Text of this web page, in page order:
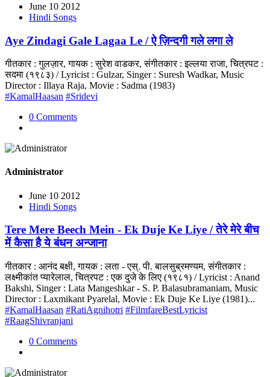
June 10 2012
Hindi Songs
Aye Zindagi Gale Lagaa Le / ऐ ज़िन्दगी गले लगा ले
गीतकार : गुलज़ार, गायक : सुरेश वाडकर, संगीतकार : इल्लया राजा, चित्रपट :
सदमा (१९८३) / Lyricist : Gulzar, Singer : Suresh Wadkar, Music
Director : Illaya Raja, Movie : Sadma (1983)
#KamalHaasan #Sridevi
0 Comments
Administrator
June 10 2012
Hindi Songs
Tere Mere Beech Mein - Ek Duje Ke Liye / तेरे मेरे बीच
में कैसा है ये बंधन अन्जाना
गीतकार : आनंद बक्षी, गायक : लता - एस्. पी. बालसुब्रमण्यम, संगीतकार :
लक्ष्मीकांत प्यारेलाल, चित्रपट : एक दुजे के लिए (१९८१) / Lyricist : Anand
Bakshi, Singer : Lata Mangeshkar - S. P. Balasubramaniam, Music
Director : Laxmikant Pyarelal, Movie : Ek Duje Ke Liye (1981)...
#KamalHaasan #RatiAgnihotri #FilmfareBestLyricist
#RaagShivranjani
0 Comments